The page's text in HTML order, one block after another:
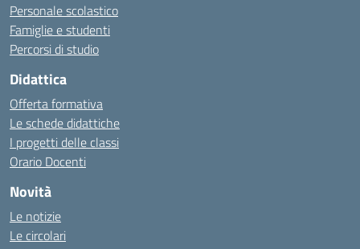
Personale scolastico
Famiglie e studenti
Percorsi di studio
Didattica
Offerta formativa
Le schede didattiche
I progetti delle classi
Orario Docenti
Novità
Le notizie
Le circolari